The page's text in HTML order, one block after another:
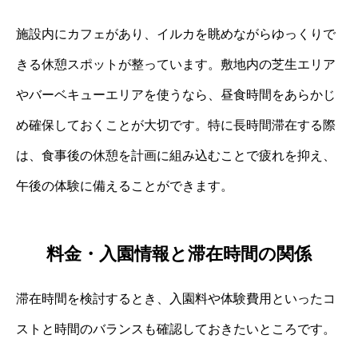
施設内にカフェがあり、イルカを眺めながらゆっくりで
きる休憩スポットが整っています。敷地内の芝生エリア
やバーベキューエリアを使うなら、昼食時間をあらかじ
め確保しておくことが大切です。特に長時間滞在する際
は、食事後の休憩を計画に組み込むことで疲れを抑え、
午後の体験に備えることができます。
料金・入園情報と滞在時間の関係
滞在時間を検討するとき、入園料や体験費用といったコ
ストと時間のバランスも確認しておきたいところです。